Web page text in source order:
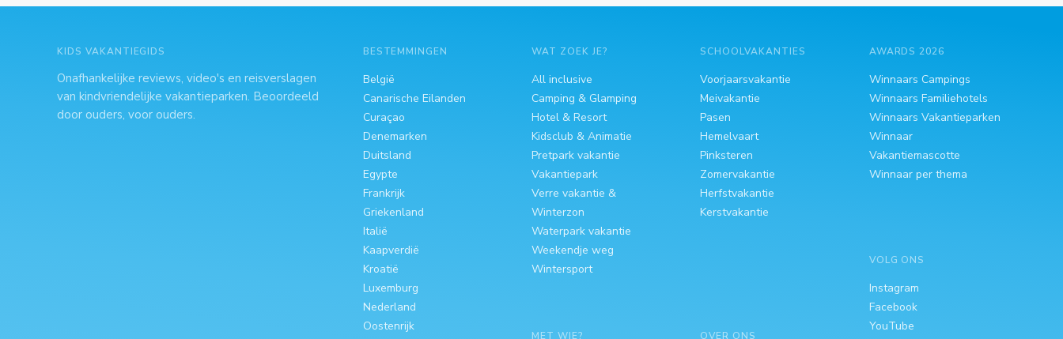
KIDS VAKANTIEGIDS
Onafhankelijke reviews, video's en reisverslagen
van kindvriendelijke vakantieparken. Beoordeeld
door ouders, voor ouders.
BESTEMMINGEN
België
Canarische Eilanden
Curaçao
Denemarken
Duitsland
Egypte
Frankrijk
Griekenland
Italië
Kaapverdië
Kroatië
Luxemburg
Nederland
Oostenrijk
WAT ZOEK JE?
All inclusive
Camping & Glamping
Hotel & Resort
Kidsclub & Animatie
Pretpark vakantie
Vakantiepark
Verre vakantie &
Winterzon
Waterpark vakantie
Weekendje weg
Wintersport
MET WIE?
SCHOOLVAKANTIES
Voorjaarsvakantie
Meivakantie
Pasen
Hemelvaart
Pinksteren
Zomervakantie
Herfstvakantie
Kerstvakantie
OVER ONS
AWARDS 2026
Winnaars Campings
Winnaars Familiehotels
Winnaars Vakantieparken
Winnaar
Vakantiemascotte
Winnaar per thema
VOLG ONS
Instagram
Facebook
YouTube